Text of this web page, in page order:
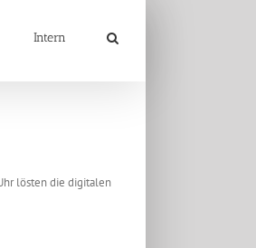
Intern
lösten die digitalen